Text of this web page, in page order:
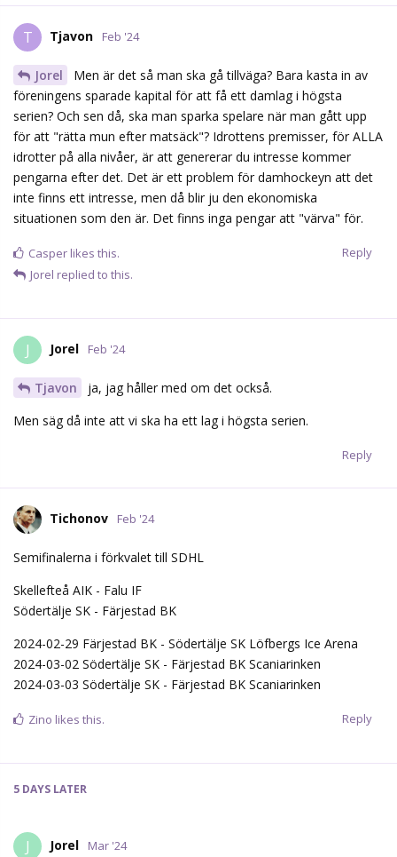
T Tjavon Feb '24
Jorel
Men är det så man ska gå tillväga? Bara kasta in av
föreningens sparade kapital för att få ett damlag i högsta
serien? Och sen då, ska man sparka spelare när man gått upp
för att "rätta mun efter matsäck"? Idrottens premisser, för ALLA
idrotter på alla nivåer, är att genererar du intresse kommer
pengarna efter det. Det är ett problem för damhockeyn att det
inte finns ett intresse, men då blir ju den ekonomiska
situationen som den är. Det finns inga pengar att "värva" för.
Reply
Casper likes this.
Jorel replied to this.
J Jorel Feb '24
Tjavon
ja, jag håller med om det också.
Men säg då inte att vi ska ha ett lag i högsta serien.
Reply
Tichonov Feb '24
Semifinalerna i förkvalet till SDHL
Skellefteå AIK - Falu IF
Södertälje SK - Färjestad BK
2024-02-29 Färjestad BK - Södertälje SK Löfbergs Ice Arena
2024-03-02 Södertälje SK - Färjestad BK Scaniarinken
2024-03-03 Södertälje SK - Färjestad BK Scaniarinken
Reply
Zino likes this.
5 DAYS LATER
J Jorel Mar '24